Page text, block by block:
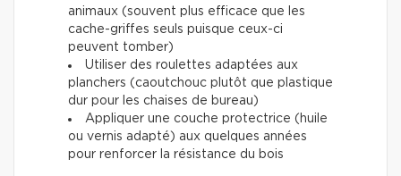
animaux (souvent plus efficace que les
cache-griffes seuls puisque ceux-ci
peuvent tomber)
Utiliser des roulettes adaptées aux
planchers (caoutchouc plutôt que plastique
dur pour les chaises de bureau)
Appliquer une couche protectrice (huile
ou vernis adapté) aux quelques années
pour renforcer la résistance du bois